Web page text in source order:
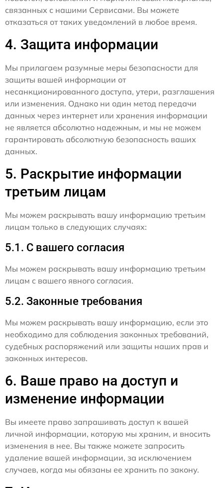
связанных с нашими Сервисами. Вы можете
отказаться от таких уведомлений в любое время.
4. Защита информации
Мы прилагаем разумные меры безопасности для
защиты вашей информации от
несанкционированного доступа, утери, разглашения
или изменения. Однако ни один метод передачи
данных через интернет или хранения информации
не является абсолютно надежным, и мы не можем
гарантировать абсолютную безопасность ваших
данных.
5. Раскрытие информации
третьим лицам
Мы можем раскрывать вашу информацию третьим
лицам только в следующих случаях:
5.1. С вашего согласия
Мы можем раскрывать вашу информацию третьим
лицам с вашего явного согласия.
5.2. Законные требования
Мы можем раскрывать вашу информацию, если это
необходимо для соблюдения законных требований,
судебных распоряжений или защиты наших прав и
законных интересов.
6. Ваше право на доступ и
изменение информации
Вы имеете право запрашивать доступ к вашей
личной информации, которую мы храним, и вносить
изменения в нее. Вы также можете запросить
удаление вашей информации, за исключением
случаев, когда мы обязаны ее хранить по закону.